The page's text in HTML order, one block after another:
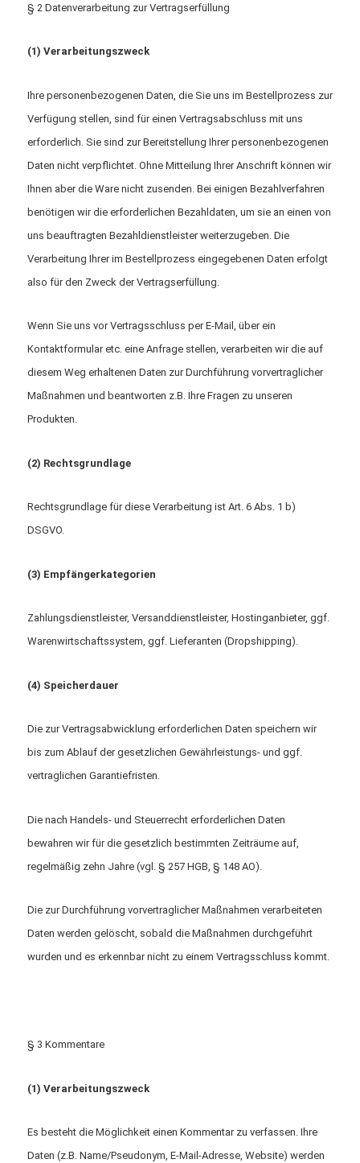
§ 2 Datenverarbeitung zur Vertragserfüllung
(1) Verarbeitungszweck
Ihre personenbezogenen Daten, die Sie uns im Bestellprozess zur
Verfügung stellen, sind für einen Vertragsabschluss mit uns
erforderlich. Sie sind zur Bereitstellung Ihrer personenbezogenen
Daten nicht verpflichtet. Ohne Mitteilung Ihrer Anschrift können wir
Ihnen aber die Ware nicht zusenden. Bei einigen Bezahlverfahren
benötigen wir die erforderlichen Bezahldaten, um sie an einen von
uns beauftragten Bezahldienstleister weiterzugeben. Die
Verarbeitung Ihrer im Bestellprozess eingegebenen Daten erfolgt
also für den Zweck der Vertragserfüllung.
Wenn Sie uns vor Vertragsschluss per E-Mail, über ein
Kontaktformular etc. eine Anfrage stellen, verarbeiten wir die auf
diesem Weg erhaltenen Daten zur Durchführung vorvertraglicher
Maßnahmen und beantworten z.B. Ihre Fragen zu unseren
Produkten.
(2) Rechtsgrundlage
Rechtsgrundlage für diese Verarbeitung ist Art. 6 Abs. 1 b)
DSGVO.
(3) Empfängerkategorien
Zahlungsdienstleister, Versanddienstleister, Hostinganbieter, ggf.
Warenwirtschaftssystem, ggf. Lieferanten (Dropshipping).
(4) Speicherdauer
Die zur Vertragsabwicklung erforderlichen Daten speichern wir
bis zum Ablauf der gesetzlichen Gewährleistungs- und ggf.
vertraglichen Garantiefristen.
Die nach Handels- und Steuerrecht erforderlichen Daten
bewahren wir für die gesetzlich bestimmten Zeiträume auf,
regelmäßig zehn Jahre (vgl. § 257 HGB, § 148 AO).
Die zur Durchführung vorvertraglicher Maßnahmen verarbeiteten
Daten werden gelöscht, sobald die Maßnahmen durchgeführt
wurden und es erkennbar nicht zu einem Vertragsschluss kommt.
§ 3 Kommentare
(1) Verarbeitungszweck
Es besteht die Möglichkeit einen Kommentar zu verfassen. Ihre
Daten (z.B. Name/Pseudonym, E-Mail-Adresse, Website) werden